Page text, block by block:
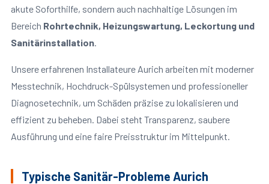
akute Soforthilfe, sondern auch nachhaltige Lösungen im
Bereich Rohrtechnik, Heizungswartung, Leckortung und
Sanitärinstallation.
Unsere erfahrenen Installateure Aurich arbeiten mit moderner
Messtechnik, Hochdruck-Spülsystemen und professioneller
Diagnosetechnik, um Schäden präzise zu lokalisieren und
effizient zu beheben. Dabei steht Transparenz, saubere
Ausführung und eine faire Preisstruktur im Mittelpunkt.
Typische Sanitär-Probleme Aurich